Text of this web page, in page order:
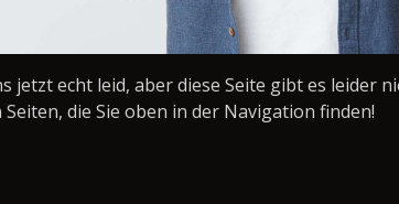
jetzt echt leid, aber diese Seite gibt es leider
die Sie oben in der Navigation finden!